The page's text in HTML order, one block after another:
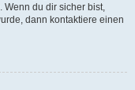
Wenn du dir sicher bist,
dann kontaktiere einen